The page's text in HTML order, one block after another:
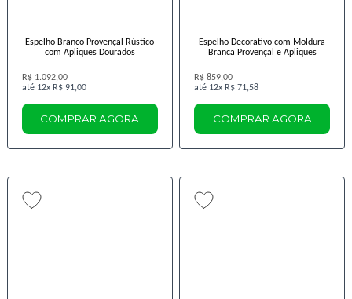
Espelho Branco Provençal Rústico
com Apliques Dourados
R$ 1.092,00
12x R$ 91,00
COMPRAR AGORA
Espelho Decorativo com Moldura
Branca Provençal e Apliques
R$ 859,00
12x R$ 71,58
COMPRAR AGORA